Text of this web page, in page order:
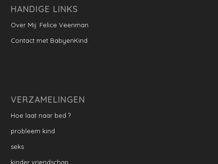
HANDIGE LINKS
Over Mij: Felice Veenman
Contact met BabyenKind
VERZAMELINGEN
Hoe laat naar bed ?
probleem kind
seks
kinder vriendschap